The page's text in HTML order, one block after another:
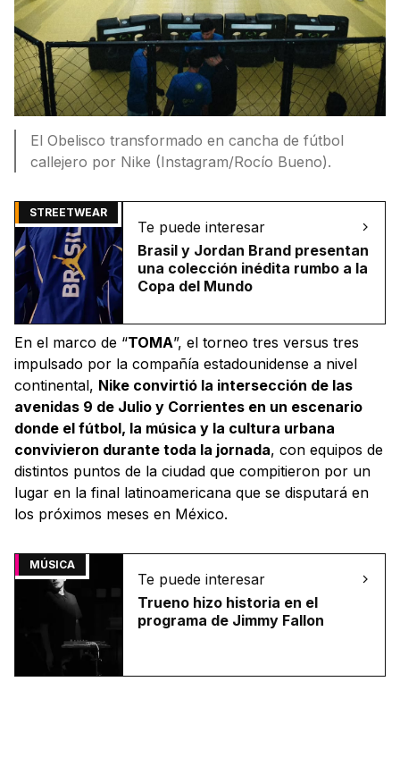
El Obelisco transformado en cancha de fútbol
callejero por Nike (Instagram/Rocío Bueno).
STREETWEAR
Te puede interesar
Brasil y Jordan Brand presentan
una colección inédita rumbo a la
Copa del Mundo
En el marco de “TOMA”, el torneo tres versus tres
impulsado por la compañía estadounidense a nivel
continental, Nike convirtió la intersección de las
avenidas 9 de Julio y Corrientes en un escenario
donde el fútbol, la música y la cultura urbana
convivieron durante toda la jornada, con equipos de
distintos puntos de la ciudad que compitieron por un
lugar en la final latinoamericana que se disputará en
los próximos meses en México.
MÚSICA
Te puede interesar
Trueno hizo historia en el
programa de Jimmy Fallon